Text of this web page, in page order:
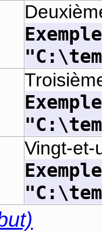
Vingt-et-